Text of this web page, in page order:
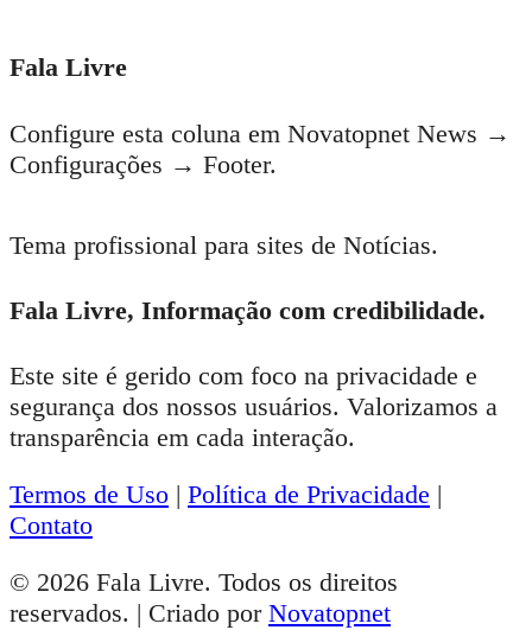
Fala Livre
Configure esta coluna em Novatopnet News →
Configurações → Footer.
Tema profissional para sites de Notícias.
Fala Livre, Informação com credibilidade.
Este site é gerido com foco na privacidade e
segurança dos nossos usuários. Valorizamos a
transparência em cada interação.
Termos de Uso | Política de Privacidade |
Contato
© 2026 Fala Livre. Todos os direitos
reservados. | Criado por Novatopnet